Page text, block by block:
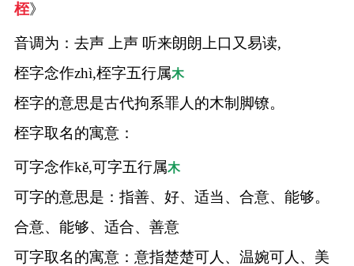
桎》
音调为：去声 上声 听来朗朗上口又易读,
桎字念作zhì,桎字五行属木
桎字的意思是古代拘系罪人的木制脚镣。
桎字取名的寓意：
可字念作kě,可字五行属木
可字的意思是：指善、好、适当、合意、能够。
合意、能够、适合、善意
可字取名的寓意：意指楚楚可人、温婉可人、美